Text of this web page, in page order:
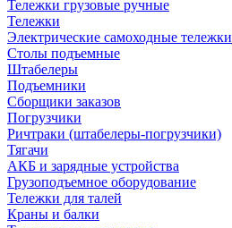
Тележки грузовые ручные
Тележки
Электрические самоходные тележки
Столы подъемные
Штабелеры
Подъемники
Сборщики заказов
Погрузчики
Ричтраки (штабелеры-погрузчики)
Тягачи
АКБ и зарядные устройства
Грузоподъемное оборудование
Тележки для талей
Краны и балки